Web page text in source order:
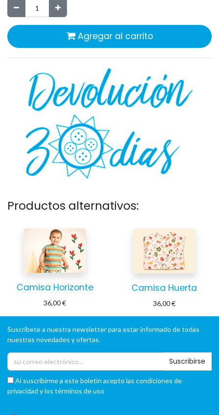
Agregar al carrito
Productos alternativos:
Camisa Horizonte
36,00€
Camisa Huerta
36,00€
Suscríbete a nuestra newsletter para estar informado de todas
nuestras novedades y ofertas.
Suscribirse
Al suscribirme a este boletín acepto las condiciones de
privacidad y los términos de uso